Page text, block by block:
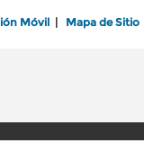
Móvil Mapa de Sitio